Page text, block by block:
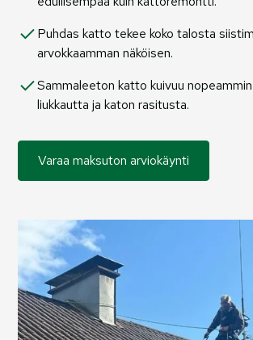
Puhdas katto tekee koko talosta
arvokkaamman näköisen.
Sammaleeton katto kuivuu
liukkautta ja katon rasitusta.
Varaa maksuton arviokäynti